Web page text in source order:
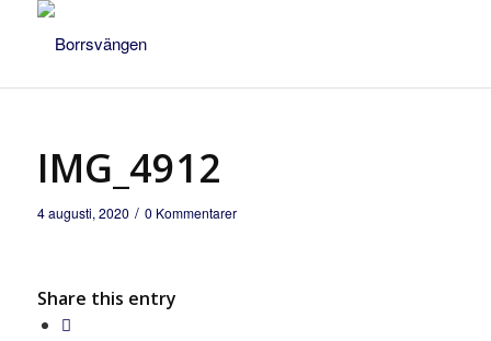
IMG_4912
4 augusti, 2020 / 0 Kommentarer
Share this entry